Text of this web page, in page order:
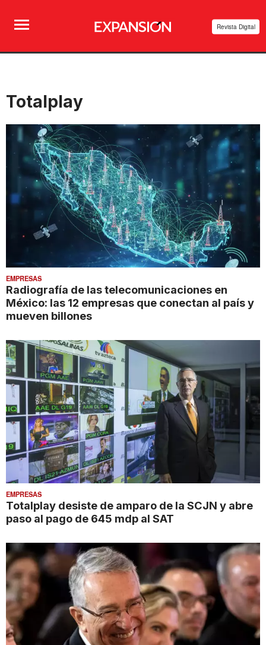
Revista Digital
Totalplay
EMPRESAS
Radiografía de las telecomunicaciones en
México: las 12 empresas que conectan al país y
mueven billones
EMPRESAS
Totalplay desiste de amparo de la SCJN y abre
paso al pago de 645 mdp al SAT